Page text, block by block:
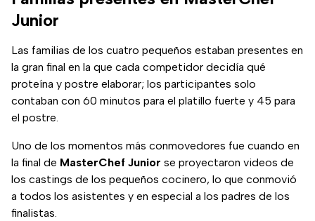
Junior
Las familias de los cuatro pequeños estaban presentes en
la gran final en la que cada competidor decidía qué
proteína y postre elaborar; los participantes solo
contaban con 60 minutos para el platillo fuerte y 45 para
el postre.
Uno de los momentos más conmovedores fue cuando en
la final de MasterChef Junior se proyectaron videos de
los castings de los pequeños cocinero, lo que conmovió
a todos los asistentes y en especial a los padres de los
finalistas.